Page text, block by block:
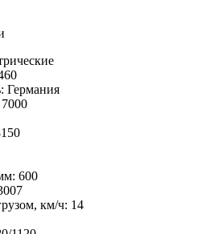
Германия
7000
600
км/ч: 14